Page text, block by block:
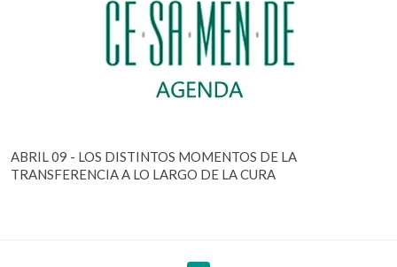
ABRIL 09 - LOS DISTINTOS MOMENTOS DE LA
TRANSFERENCIA A LO LARGO DE LA CURA